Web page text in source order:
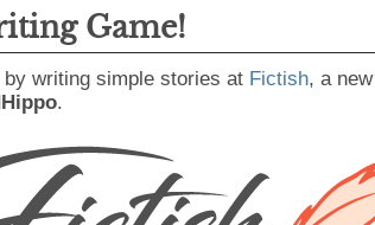
Game!
writing simple stories at Fictish, a
.